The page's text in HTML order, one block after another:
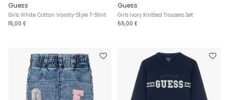
Guess
Girls White Cotton Varsity-Style T-Shirt
15,00 £
Guess
Girls Ivory Knitted Trousers Set
55,00 £